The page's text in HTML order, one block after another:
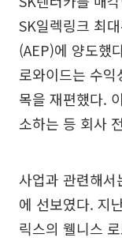
SK일렉링크 최
(AEP)에 양도했
로와이드는 수
목을 재편했다.
소하는 등 회사
사업과 관련해서
에 선보였다. 지
릭스의 웰니스